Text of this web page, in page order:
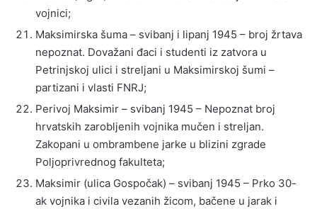
vojnici;
Maksimirska šuma – svibanj i lipanj 1945 – broj žrtava
nepoznat. Dovažani đaci i studenti iz zatvora u
Petrinjskoj ulici i streljani u Maksimirskoj šumi –
partizani i vlasti FNRJ;
Perivoj Maksimir – svibanj 1945 – Nepoznat broj
hrvatskih zarobljenih vojnika mučen i streljan.
Zakopani u ombrambene jarke u blizini zgrade
Poljoprivrednog fakulteta;
Maksimir (ulica Gospočak) – svibanj 1945 – Prko 30-
ak vojnika i civila vezanih žicom, bačene u jarak i